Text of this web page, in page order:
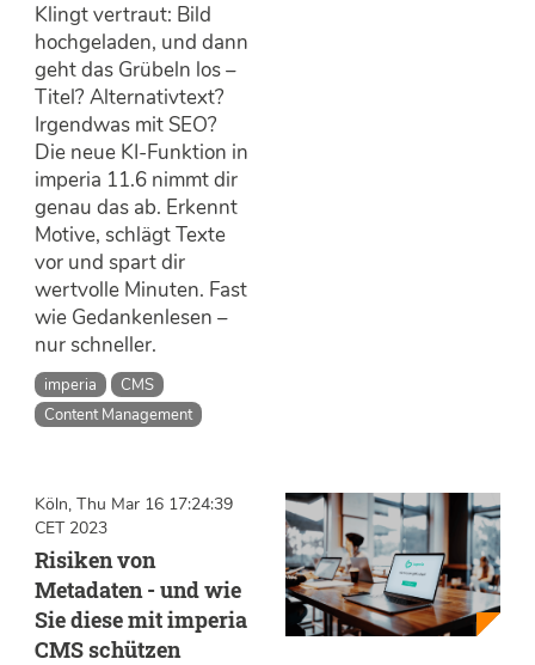
Klingt vertraut: Bild
hochgeladen, und dann
geht das Grübeln los –
Titel? Alternativtext?
Irgendwas mit SEO?
Die neue KI-Funktion in
imperia 11.6 nimmt dir
genau das ab. Erkennt
Motive, schlägt Texte
vor und spart dir
wertvolle Minuten. Fast
wie Gedankenlesen –
nur schneller.
imperia
CMS
Content Management
Köln, Thu Mar 16 17:24:39
CET 2023
Risiken von
Metadaten - und wie
Sie diese mit imperia
CMS schützen